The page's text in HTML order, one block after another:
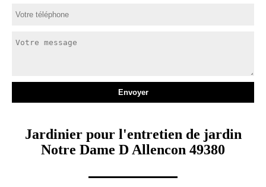
Jardinier pour l'entretien de jardin
Notre Dame D Allencon 49380